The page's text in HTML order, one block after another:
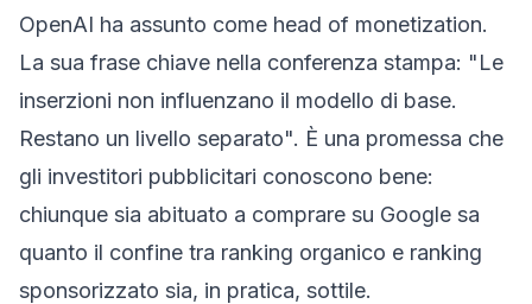
OpenAI ha assunto come head of monetization.
La sua frase chiave nella conferenza stampa: "Le
inserzioni non influenzano il modello di base.
Restano un livello separato". È una promessa che
gli investitori pubblicitari conoscono bene:
chiunque sia abituato a comprare su Google sa
quanto il confine tra ranking organico e ranking
sponsorizzato sia, in pratica, sottile.